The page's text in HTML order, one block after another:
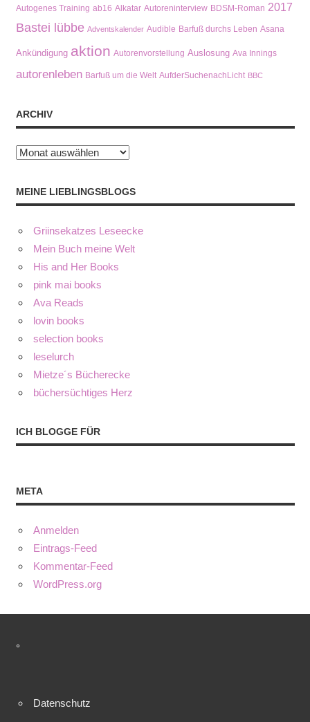
Autogenes Training ab16 Alkatar Autoreninterview BDSM-Roman 2017
Bastei lübbe Adventskalender Audible Barfuß durchs Leben Asana
Ankündigung aktion Autorenvorstellung Auslosung Ava Innings
autorenleben Barfuß um die Welt AufderSuchenachLicht BBC
ARCHIV
Archiv
MEINE LIEBLINGSBLOGS
Griinsekatzes Leseecke
Mein Buch meine Welt
His and Her Books
pink mai books
Ava Reads
lovin books
selection books
leselurch
Mietze´s Bücherecke
büchersüchtiges Herz
ICH BLOGGE FÜR
META
Anmelden
Eintrags-Feed
Kommentar-Feed
WordPress.org
°
Datenschutz